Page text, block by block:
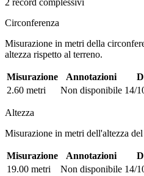
2 record complessivi
Circonferenza
Misurazione in metri della
altezza rispetto al terreno.
Misurazione Annotazioni
2.60 metri
Non disponibile 14/
Altezza
Misurazione in metri dell'altezza
Misurazione Annotazioni
19.00 metri
Non disponibile 14/